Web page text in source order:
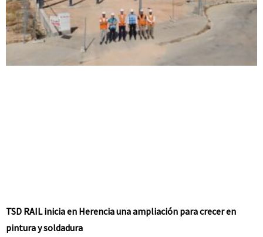
TSD RAIL inicia en Herencia una ampliación para crecer en
pintura y soldadura